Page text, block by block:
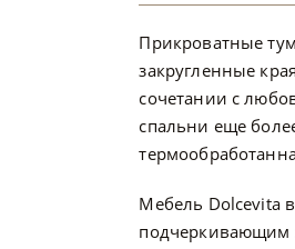
Прикроватные
закругленные
сочетании с
спальни еще
Мебель Dolcevita
подчеркивающим